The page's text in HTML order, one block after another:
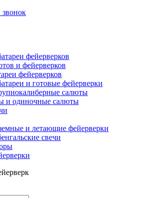
звонок
фейерверков
и фейерверков
фейерверков
и готовые фейерверки
салюты
и одиночные салюты
и летающие фейерверки
свечи